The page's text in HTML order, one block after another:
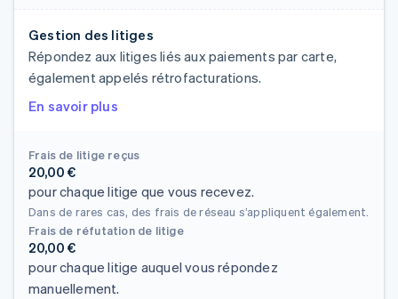
Gestion des litiges
Répondez aux litiges liés aux paiements par carte,
également appelés rétrofacturations.
En savoir plus
Frais de litige reçus
20,00 €
pour chaque litige que vous recevez.
Dans de rares cas, des frais de réseau s’appliquent également.
Frais de réfutation de litige
20,00 €
pour chaque litige auquel vous répondez
manuellement.